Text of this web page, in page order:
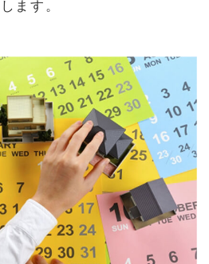
します。